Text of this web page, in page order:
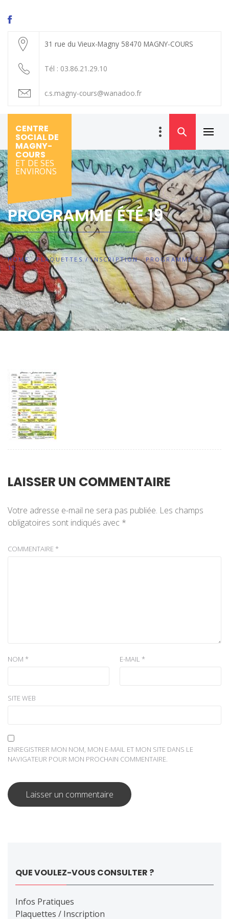
31 rue du Vieux-Magny 58470 MAGNY-COURS
Tél : 03.86.21.29.10
c.s.magny-cours@wanadoo.fr
CENTRE
SOCIAL DE
MAGNY-
COURS
ET DE SES
ENVIRONS
Menu
PROGRAMME ÉTÉ 19
HOME PLAQUETTES / INSCRIPTION
PROGRAMME ÉTÉ
19
LAISSER UN COMMENTAIRE
Votre adresse e-mail ne sera pas publiée. Les champs
obligatoires sont indiqués avec *
COMMENTAIRE *
NOM * E-MAIL *
SITE WEB
ENREGISTRER MON NOM, MON E-MAIL ET MON SITE DANS LE
NAVIGATEUR POUR MON PROCHAIN COMMENTAIRE.
QUE VOULEZ-VOUS CONSULTER ?
Infos Pratiques
Plaquettes / Inscription